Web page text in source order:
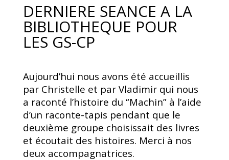
DERNIERE SEANCE A LA
BIBLIOTHEQUE POUR
LES GS-CP
Aujourd’hui nous avons été accueillis
par Christelle et par Vladimir qui nous
a raconté l’histoire du “Machin” à l’aide
d’un raconte-tapis pendant que le
deuxième groupe choisissait des livres
et écoutait des histoires. Merci à nos
deux accompagnatrices.